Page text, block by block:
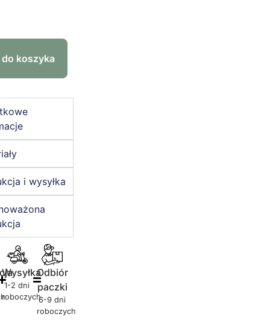
do koszyka
i wysyłka
Wysyłka
1-2 dni
roboczych
Odbiór
paczki
6-9 dni
roboczych